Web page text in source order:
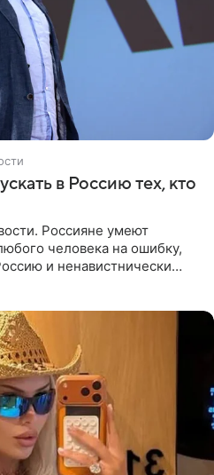
в Россию тех, кто
Россияне умеют
человека на ошибку,
и ненавистнически